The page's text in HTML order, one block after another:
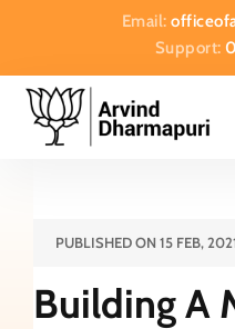
Email:
Support:
PUBLISHED ON 15 FEB,
Building A